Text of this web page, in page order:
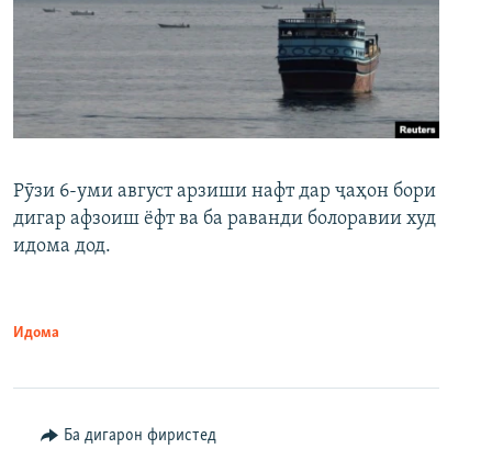
Рӯзи 6-уми август арзиши нафт дар ҷаҳон бори
дигар афзоиш ёфт ва ба раванди болоравии худ
идома дод.
Идома
Ба дигарон фиристед